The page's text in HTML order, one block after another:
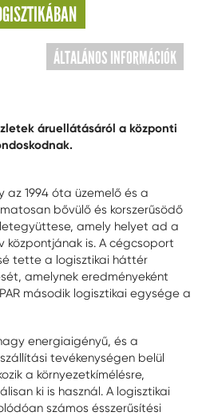
ÁLTALÁNOS INFORMÁCIÓK
üzletek áruellátásáról a központi
az 1994 óta üzemelő és a
bővülő és korszerűsödő
amely helyet ad a
is. A cégcsoport
tette a logisztikai háttér
amelynek eredményeként
második logisztikai egysége a
energiaigényű, és a
tevékenységen belül
a környezetkímélésre,
ki is használ. A logisztikai
számos ésszerűsítési